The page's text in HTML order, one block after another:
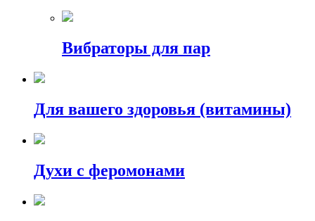
Вибраторы для пар
Для вашего здоровья (витамины)
Духи с феромонами